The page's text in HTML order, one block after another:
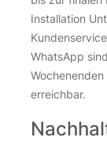
Installation
WhatsApp
erreichbar.